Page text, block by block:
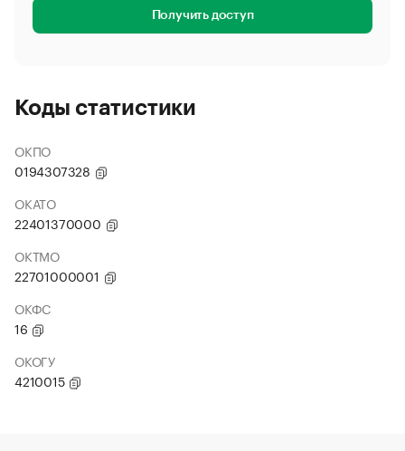
Получить доступ
Коды статистики
ОКПО
0194307328
ОКАТО
22401370000
ОКТМО
22701000001
ОКФС
16
ОКОГУ
4210015